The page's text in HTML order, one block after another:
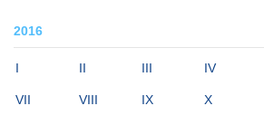
2016
I II III IV
VII VIII IX X